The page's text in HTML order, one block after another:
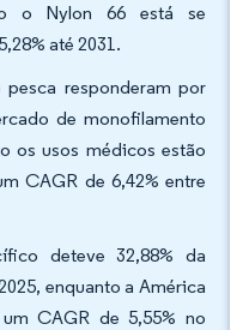
o Nylon 66 está se
até 2031.
responderam por
de monofilamento
os usos médicos estão
CAGR de 6,42% entre
deteve 32,88% da
enquanto a América
CAGR de 5,55% no